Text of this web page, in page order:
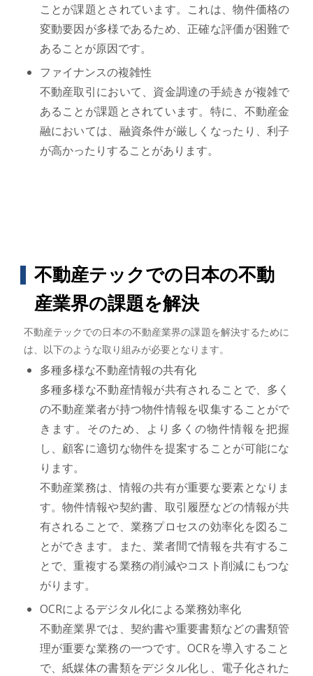
ことが課題とされています。これは、物件価格の
変動要因が多様であるため、正確な評価が困難で
あることが原因です。
ファイナンスの複雑性
不動産取引において、資金調達の手続きが複雑で
あることが課題とされています。特に、不動産金
融においては、融資条件が厳しくなったり、利子
が高かったりすることがあります。
不動産テックでの日本の不動
産業界の課題を解決
不動産テックでの日本の不動産業界の課題を解決するために
は、以下のような取り組みが必要となります。
多種多様な不動産情報の共有化
多種多様な不動産情報が共有されることで、多く
の不動産業者が持つ物件情報を収集することがで
きます。そのため、より多くの物件情報を把握
し、顧客に適切な物件を提案することが可能にな
ります。
不動産業務は、情報の共有が重要な要素となりま
す。物件情報や契約書、取引履歴などの情報が共
有されることで、業務プロセスの効率化を図るこ
とができます。また、業者間で情報を共有するこ
とで、重複する業務の削減やコスト削減にもつな
がります。
OCRによるデジタル化による業務効率化
不動産業界では、契約書や重要書類などの書類管
理が重要な業務の一つです。OCRを導入すること
で、紙媒体の書類をデジタル化し、電子化された